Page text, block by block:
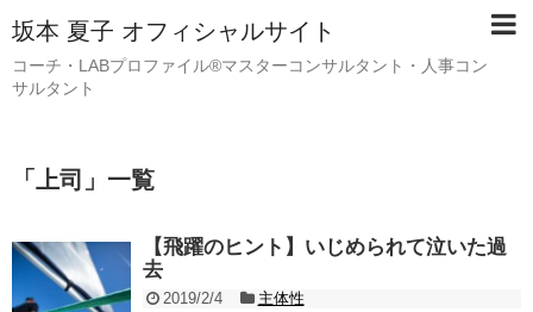
坂本 夏子 オフィシャルサイト
コーチ・LABプロファイル®マスターコンサルタント・人事コン
サルタント
「 上司 」 一覧
【飛躍のヒント】いじめられて泣いた過
去
2019/2/4
主体性